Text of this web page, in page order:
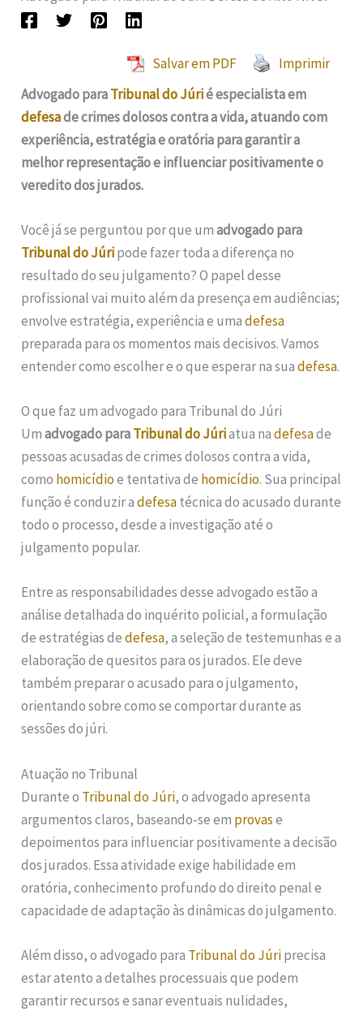
Salvar em PDF
Imprimir
Advogado paraTribunal do Júrié especialista em
defesade crimes dolosos contra a vida, atuando com
experiência, estratégia e oratória para garantir a
melhor representação e influenciar positivamente o
veredito dos jurados.
Você já se perguntou por que umadvogado para
Tribunal do Júripode fazer toda a diferença no
resultado do seu julgamento? O papel desse
profissional vai muito além da presença em audiências;
envolve estratégia, experiência e umadefesa
preparada para os momentos mais decisivos. Vamos
entender como escolher e o que esperar na suadefesa.
O que faz um advogado para Tribunal do Júri
Umadvogado paraTribunal do Júriatua nadefesade
pessoas acusadas de crimes dolosos contra a vida,
como homicídioe tentativa de homicídio. Sua principal
função é conduzir adefesatécnica do acusado durante
todo o processo, desde a investigação até o
julgamento popular.
Entre as responsabilidades desse advogado estão a
análise detalhada do inquérito policial, a formulação
de estratégias dedefesa, a seleção de testemunhas e a
elaboração de quesitos para os jurados. Ele deve
também preparar o acusado para o julgamento,
orientando sobre como se comportar durante as
sessões do júri.
Atuação no Tribunal
Durante o Tribunal do Júri, o advogado apresenta
argumentos claros, baseando-se em provase
depoimentos para influenciar positivamente a decisão
dos jurados. Essa atividade exige habilidade em
oratória, conhecimento profundo do direito penal e
capacidade de adaptação às dinâmicas do julgamento.
Além disso, o advogado para Tribunal do Júriprecisa
estar atento a detalhes processuais que podem
garantir recursos e sanar eventuais nulidades,